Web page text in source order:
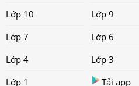
Lớp 10
Lớp 9
Lớp 7
Lớp 6
Lớp 4
Lớp 3
Lớp 1
Tải app